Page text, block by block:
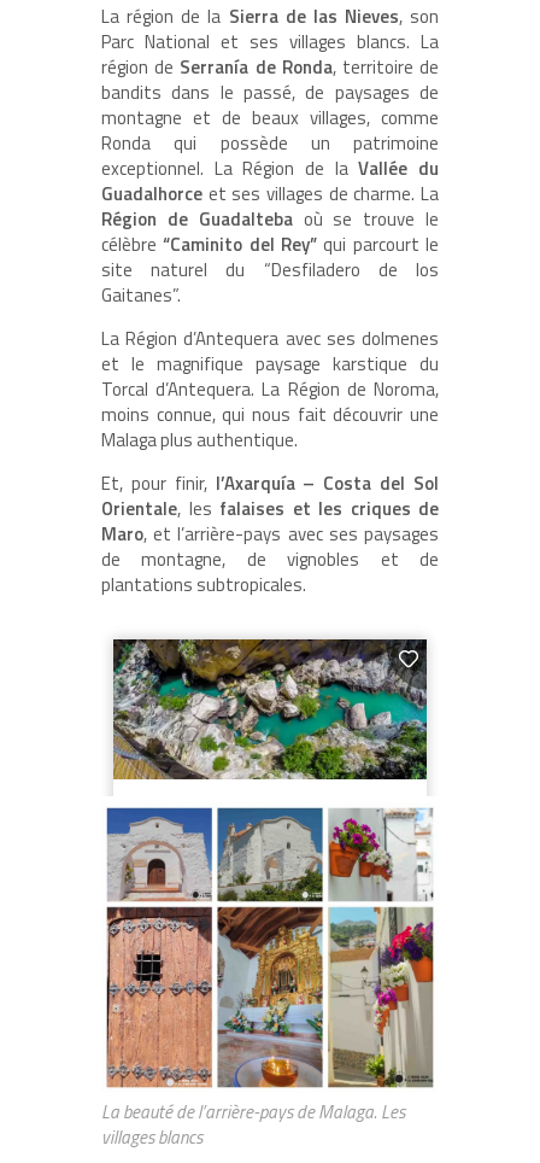
La région de la Sierra de las Nieves, son
Parc National et ses villages blancs. La
région de Serranía de Ronda, territoire de
bandits dans le passé, de paysages de
montagne et de beaux villages, comme
Ronda qui possède un patrimoine
exceptionnel. La Région de laVallée du
Guadalhorce et ses villages de charme. La
Région de Guadaltebaoù se trouve le
célèbre“Caminito del Rey” qui parcourt le
site naturel du “Desfiladero de los
Gaitanes”.
La Région d’Antequera avec ses dolmenes
et le magnifique paysage karstique du
Torcal d’Antequera. La Région de Noroma,
moins connue, qui nous fait découvrir une
Malaga plus authentique.
Et, pour finir, l’Axarquía – Costa del Sol
Orientale, les falaises et les criques de
Maro, et l’arrière-pays avec ses paysages
de montagne, de vignobles et de
plantations subtropicales.
La beauté de l’arrière-pays de Malaga. Les
villages blancs